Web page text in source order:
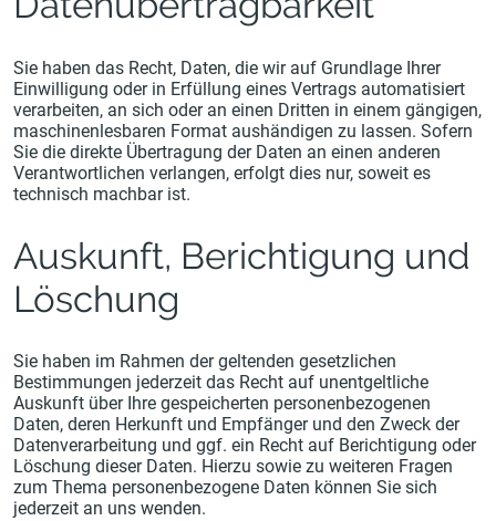
Sie haben das Recht, Daten, die wir auf Grundlage Ihrer
Einwilligung oder in Erfüllung eines Vertrags automatisiert
verarbeiten, an sich oder an einen Dritten in einem gängigen,
maschinenlesbaren Format aushändigen zu lassen. Sofern
Sie die direkte Übertragung der Daten an einen anderen
Verantwortlichen verlangen, erfolgt dies nur, soweit es
technisch machbar ist.
Auskunft, Berichtigung und
Löschung
Sie haben im Rahmen der geltenden gesetzlichen
Bestimmungen jederzeit das Recht auf unentgeltliche
Auskunft über Ihre gespeicherten personenbezogenen
Daten, deren Herkunft und Empfänger und den Zweck der
Datenverarbeitung und ggf. ein Recht auf Berichtigung oder
Löschung dieser Daten. Hierzu sowie zu weiteren Fragen
zum Thema personenbezogene Daten können Sie sich
jederzeit an uns wenden.